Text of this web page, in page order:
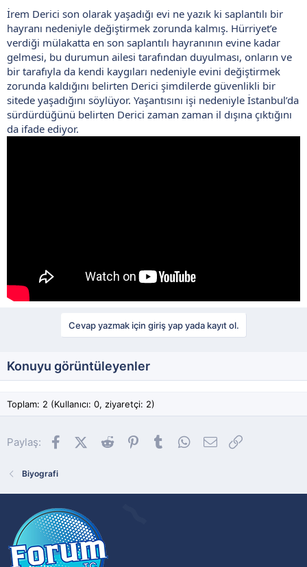
İrem Derici son olarak yaşadığı evi ne yazık ki saplantılı bir
hayranı nedeniyle değiştirmek zorunda kalmış. Hürriyet’e
verdiği mülakatta en son saplantılı hayranının evine kadar
gelmesi, bu durumun ailesi tarafından duyulması, onların ve
bir tarafıyla da kendi kaygıları nedeniyle evini değiştirmek
zorunda kaldığını belirten Derici şimdilerde güvenlikli bir
sitede yaşadığını söylüyor. Yaşantısını işi nedeniyle İstanbul’da
sürdürdüğünü belirten Derici zaman zaman il dışına çıktığını
da ifade ediyor.
Cevap yazmak için giriş yap yada kayıt ol.
Konuyu görüntüleyenler
Toplam: 2 (Kullanıcı: 0, ziyaretçi: 2)
Paylaş: FacebookX (Twitter)
Reddit Pinterest
Tumblr WhatsApp
E-posta
Biyografi